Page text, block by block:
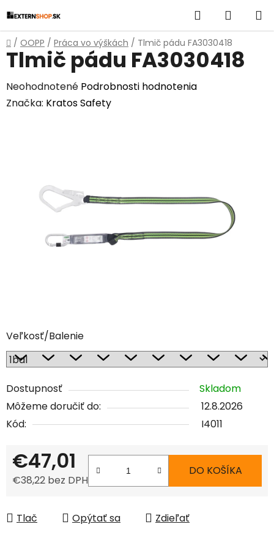
na
obsah
Hľadať
KOŠÍK
Domov
/ OOPP / Práca vo výškách / Tlmič pádu FA3030418
Veľkosť/Balenie
Dostupnosť
Skladom
Môžeme doručiť do:
12.8.2026
Kód:
I4011
€47,01
€38,22 bez DPH
DO KOŠÍKA
Tlač Opýtať sa Zdieľať
Tlmič pádu FA3030418
Priemerné
hodnotenie
hviezdičiek.
Neohodnotené Podrobnosti hodnotenia
Značka: Kratos Safety